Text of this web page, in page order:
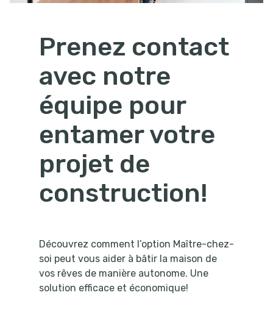
Prenez contact
avec notre
équipe pour
entamer votre
projet de
construction!
Découvrez comment l’option Maître-chez-
soi peut vous aider à bâtir la maison de
vos rêves de manière autonome. Une
solution efficace et économique!